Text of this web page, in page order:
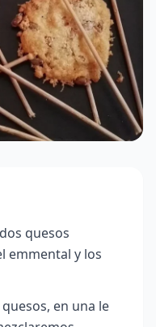
quesos
emmental y los
en una le